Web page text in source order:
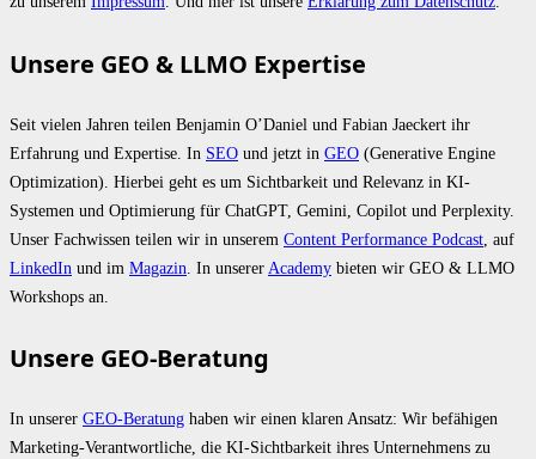
Unsere GEO & LLMO Expertise
Seit vielen Jahren teilen Benjamin O’Daniel und Fabian Jaeckert ihr
Erfahrung und Expertise. In SEO und jetzt in GEO (Generative Engine
Optimization). Hierbei geht es um Sichtbarkeit und Relevanz in KI-
Systemen und Optimierung für ChatGPT, Gemini, Copilot und Perplexity.
Unser Fachwissen teilen wir in unserem Content Performance Podcast , auf
LinkedIn und im Magazin . In unserer Academy bieten wir GEO & LLMO
Workshops an.
Unsere GEO-Beratung
In unserer GEO-Beratung haben wir einen klaren Ansatz: Wir befähigen
Marketing-Verantwortliche, die KI-Sichtbarkeit ihres Unternehmens zu